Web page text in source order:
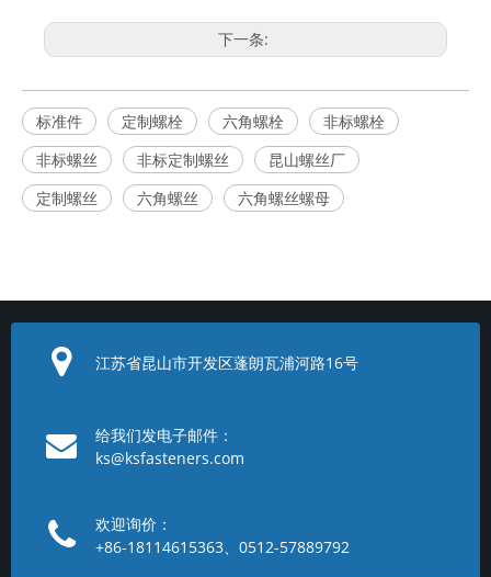
下一条:
标准件 定制螺栓 六角螺栓
非标螺栓
非标螺丝
非标定制螺丝
昆山螺丝厂
定制螺丝
六角螺丝 六角螺丝螺母
江苏省昆山市开发区蓬朗瓦浦河路16号
给我们发电子邮件：
ks@ksfasteners.com
欢迎询价：
+86-18114615363、0512-57889792